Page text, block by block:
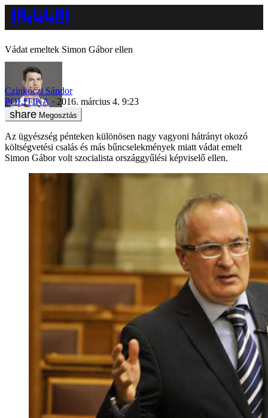
Vádat emeltek Simon Gábor ellen
Czinkóczi Sándor
POLITIKA
2016. március 4. 9:23
Megosztás
Az ügyészség pénteken különösen nagy vagyoni hátrányt okozó
költségvetési csalás és más bűncselekmények miatt vádat emelt
Simon Gábor volt szocialista országgyűlési képviselő ellen.